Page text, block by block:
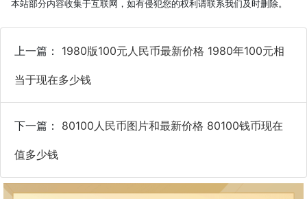
本站部分内容收集于互联网，如有侵犯您的权利请联系我们及时删除。
上一篇： 1980版100元人民币最新价格 1980年100元相
当于现在多少钱
下一篇： 80100人民币图片和最新价格 80100钱币现在
值多少钱